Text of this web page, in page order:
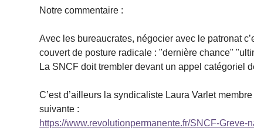
Notre commentaire :
Avec les bureaucrates, négocier avec le patronat
couvert de posture radicale : "dernière chance"
La SNCF doit trembler devant un appel catégoriel
C’est d’ailleurs la syndicaliste Laura Varlet
suivante :
https://www.revolutionpermanente.fr/SNCF-